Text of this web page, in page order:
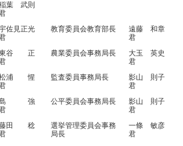
葉 武則
佐見正光
教育委員会教育部長
遠藤 和章
君
谷 正
農業委員会事務局長
大玉 英史
君
浦 惺
監査委員事務局長
影山 則子
君
強
公平委員会事務局長
影山 則子
君
田 稔
選挙管理委員会事務
局長
一條 敏彦
君